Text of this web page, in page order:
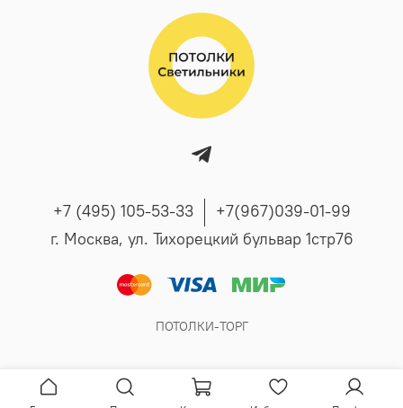
+7 (495) 105-53-33
+7(967)039-01-99
г. Москва, ул. Тихорецкий бульвар 1стр76
ПОТОЛКИ-ТОРГ